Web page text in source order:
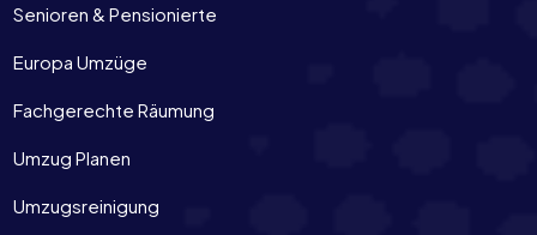
Senioren & Pensionierte
Europa Umzüge
Fachgerechte Räumung
Umzug Planen
Umzugsreinigung